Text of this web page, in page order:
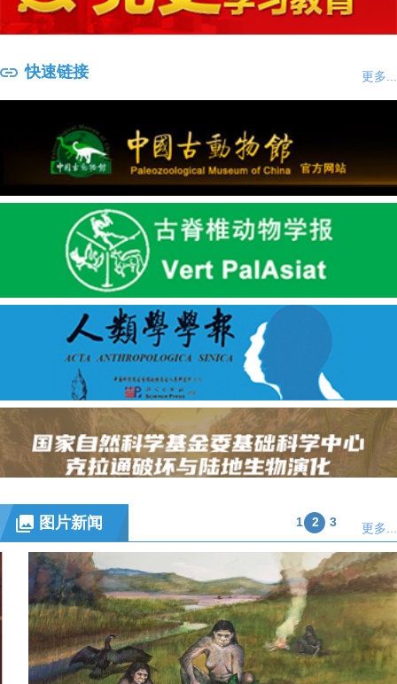
快速链接 更多...
图片新闻 更多...
1 2 3